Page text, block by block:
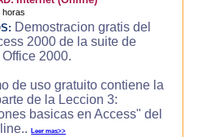
horas
Demostracion gratis del
2000 de la suite de
2000.
de uso gratuito contiene la
de la Leccion 3:
basicas en Access" del
Leer mas>>